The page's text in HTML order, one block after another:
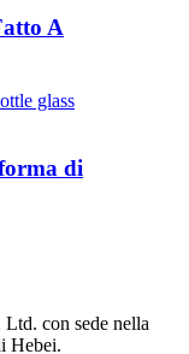
A
di
con sede nella
Hebei.